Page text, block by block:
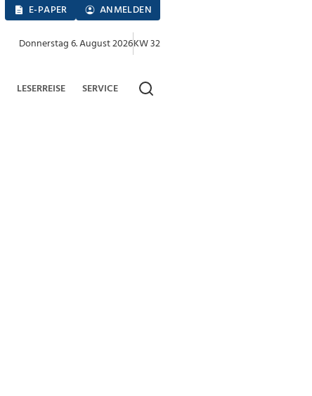
E-PAPER ANMELDEN
Donnerstag 6. August 2026KW 32
LESERREISE SERVICE